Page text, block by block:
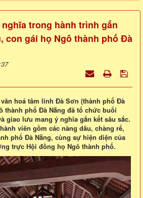
trong hành trình gắn
con gái họ Ngô thành phố Đà
văn hoá tâm linh Đà Sơn (thành phố Đà
thành phố Đà Nẵng đã tổ chức buổi
giao lưu mang ý nghĩa gắn kết sâu sắc.
viên gồm các nàng dâu, chàng rể,
phố Đà Nẵng, cùng sự hiện diện của
trực Hội đồng họ Ngô thành phố.